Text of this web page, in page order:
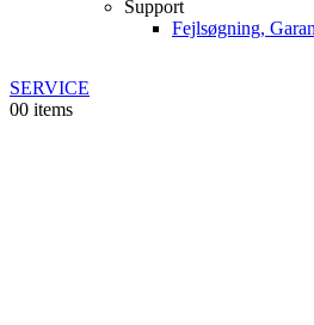
Support
Fejlsøgning,
SERVICE
00 items